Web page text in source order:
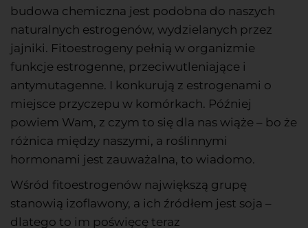
budowa chemiczna jest podobna do naszych
naturalnych estrogenów, wydzielanych przez
jajniki. Fitoestrogeny pełnią w organizmie
funkcje estrogenne, przeciwutleniające i
antymutagenne. I konkurują z estrogenami o
miejsce przyczepu w komórkach. Później
powiem Wam, z czym to się dla nas wiąże – bo że
różnica między naszymi, a roślinnymi
hormonami jest zauważalna, to wiadomo.
Wśród fitoestrogenów największą grupę
stanowią izoflawony, a ich źródłem jest soja –
dlatego to im poświęcę teraz